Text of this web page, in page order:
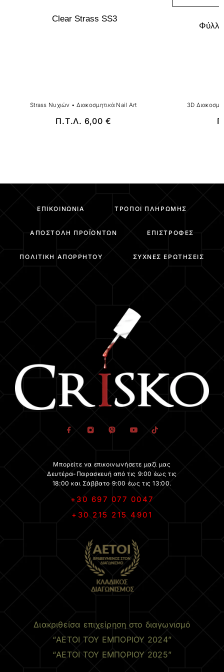
Clear Strass SS3
Strass Νυχιών • Διακοσμητικά Nail Art
Π.Τ.Λ. 6,00 €
3D
ΕΠΙΚΟΙΝΩΝΊΑ ΤΡΌΠΟΙ ΠΛΗΡΩΜΉΣ
ΑΠΟΣΤΟΛΉ ΠΡΟΪΌΝΤΩΝ ΕΠΙΣΤΡΟΦΈΣ
ΠΟΛΙΤΙΚΉ ΑΠΟΡΡΉΤΟΥ ΣΥΧΝΈΣ ΕΡΩΤΉΣΕΙΣ
Μπορείτε να επικοινωνήσετε μαζί μας
Δευτέρα-Παρασκευή από τις 9:00 έως τις
18:00 και Σάββατο 9:00 έως τις 13:00.
+30 697 077 0047
+30 215 215 4901
Διακριθείσα επιχείρηση στο διαγωνισμό
“ΑΕΤΟΙ ΤΟΥ ΕΜΠΟΡΙΟΥ 2024”
“ΑΕΤΟΙ ΤΟΥ ΕΜΠΟΡΙΟΥ 2025”